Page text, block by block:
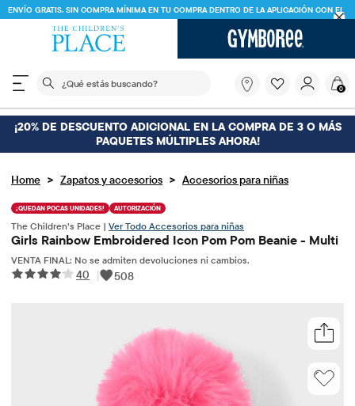
ENVÍO GRATIS. SIN COMPRA MÍNIMA EN TU COMPRA DENTRO DE LA APLICACIÓN CON EL
CÓDIGO
El siguiente campo de búsqueda filtra las
buscando?
0
¡20% DE DESCUENTO ADICIONAL EN LA COMPRA DE 3 O MÁS
PAQUETES MÚLTIPLES AHORA!
Home > Zapatos y accesorios > Accesorios para niñas
¡QUEDAN POCAS UNIDADES! AUTORIZACIÓN
The Children’s Place | Ver Todo Accesorios para niñas
Girls Rainbow Embroidered Icon Pom Pom Beanie - Multi
VENTA FINAL: No se admiten devoluciones ni cambios.
40 | 508